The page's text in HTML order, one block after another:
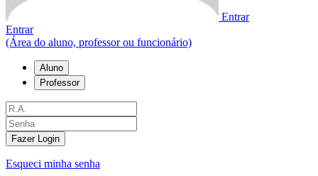
Entrar
Entrar
(Área do aluno, professor ou funcionário)
Aluno
Professor
Fazer Login
Esqueci minha senha